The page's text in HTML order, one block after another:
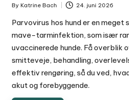
Posted
by
By Katrine Bach 24. juni 2026
Parvovirus hos hund er en meget
mave-tarminfektion, som især
uvaccinerede hunde. Få overblik
smitteveje, behandling,
effektiv rengøring, så du ved,
akut og forebyggende.